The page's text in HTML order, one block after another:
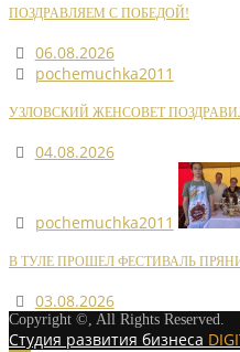
ПОЗДРАВЛЯЕМ С ПОБЕДОЙ!
06.08.2026
pochemuchka2011
УЗЛОВСКИЙ ЖЕНСОВЕТ
04.08.2026
pochemuchka2011
В ТУЛЕ ПРОШЕЛ ФЕСТИВАЛЬ
03.08.2026
Copyright ©, All Rights Reserved.
Студия развития бизнеса